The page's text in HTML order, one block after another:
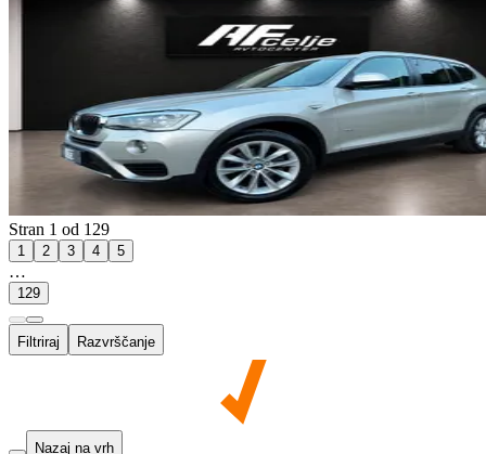
Stran 1 od 129
1 2 3 4 5
…
129
Filtriraj Razvrščanje
Nazaj na vrh